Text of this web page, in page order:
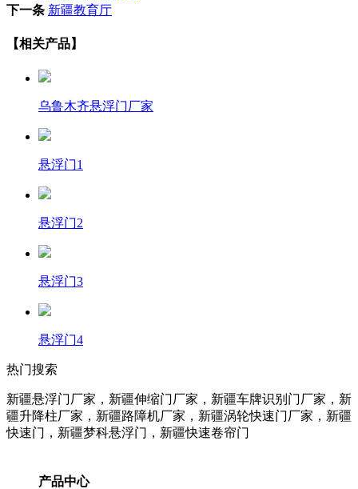
下一条 新疆教育厅
【相关产品】
乌鲁木齐悬浮门厂家
悬浮门1
悬浮门2
悬浮门3
悬浮门4
热门搜索
新疆悬浮门厂家，新疆伸缩门厂家，新疆车牌识别门厂家，新
疆升降柱厂家 ，新疆路障机厂家 ，新疆涡轮快速门厂家 ，新疆
快速门，新疆梦科悬浮门，新疆快速卷帘门
产品中心